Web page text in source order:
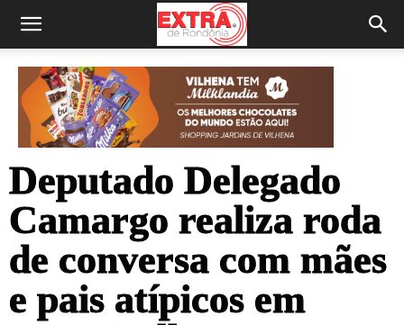
Deputado Delegado
Camargo realiza roda
de conversa com mães
e pais atípicos em